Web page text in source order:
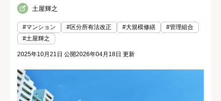
土屋輝之
#マンション #区分所有法改正 #大規模修繕
#管理組合
#土屋輝之
2025年10月21日 公開2026年04月18日 更新